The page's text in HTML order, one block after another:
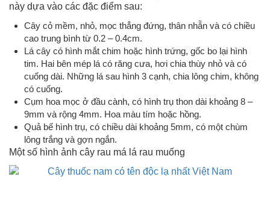
này dựa vào các đặc điểm sau:
Cây cỏ mềm, nhỏ, mọc thẳng đứng, thân nhẵn và có chiều
cao trung bình từ 0.2 – 0.4cm.
Lá cây có hình mắt chim hoặc hình trứng, gốc bo lại hình
tim. Hai bên mép lá có răng cưa, hơi chia thùy nhỏ và có
cuống dài. Những lá sau hình 3 cạnh, chia lông chim, không
có cuống.
Cụm hoa mọc ở đầu cành, có hình trụ thon dài khoảng 8 –
9mm và rộng 4mm. Hoa màu tím hoặc hồng.
Quả bế hình trụ, có chiều dài khoảng 5mm, có một chùm
lông trắng và gợn ngắn.
Một số hình ảnh cây rau má lá rau muống